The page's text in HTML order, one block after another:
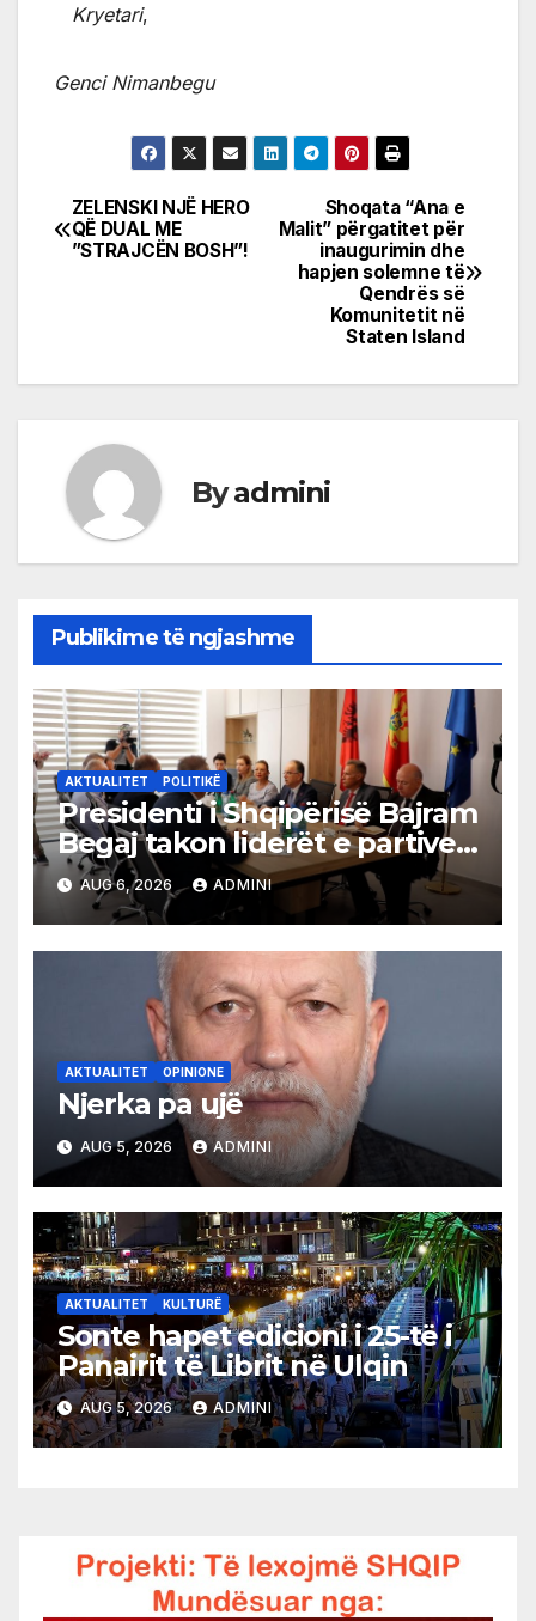
Kryetari,
Genci Nimanbegu
Post
navigation
Shoqata “Ana e
Malit” përgatitet për
inaugurimin dhe
hapjen solemne të
Qendrës së
Komunitetit në
Staten Island
ZELENSKI NJË HERO
QË DUAL ME
”STRAJCËN BOSH”!
Byadmini
Publikime të ngjashme
AKTUALITET POLITIKË
Presidenti i Shqipërisë Bajram
Begaj takon liderët e partive
shqiptare në Ulqin
AUG 6, 2026 ADMINI
AKTUALITET OPINIONE
Njerka pa ujë
AUG 5, 2026 ADMINI
AKTUALITET KULTURË
Sonte hapet edicioni i 25-të i
Panairit të Librit në Ulqin
AUG 5, 2026 ADMINI